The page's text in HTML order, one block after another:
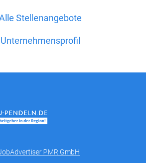
Stellenangebote
Unternehmensprofil
PMR GmbH